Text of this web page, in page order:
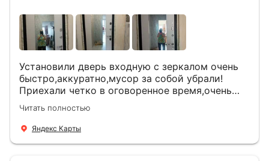
Установили дверь входную с зеркалом очень
быстро,аккуратно,мусор за собой убрали!
Приехали четко в оговоренное время,очень
вежливые,деликатные рабочие .Все
понравилось и дверь ,и работа и цена!
Читать полностью
Яндекс Карты